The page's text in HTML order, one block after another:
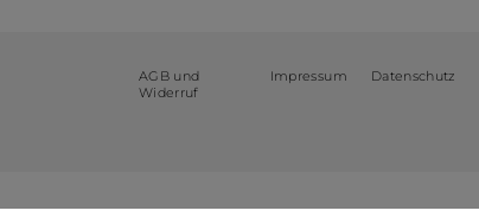
AGB und
Widerruf
Impressum Datenschutz